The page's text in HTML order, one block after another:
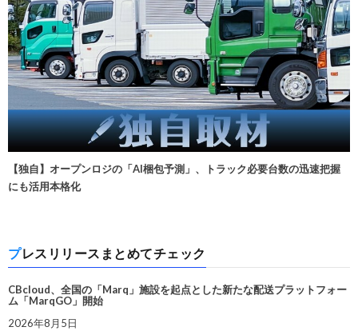
【独自】オープンロジの「AI梱包予測」、トラック必要台数の迅速把握
にも活用本格化
プレスリリースまとめてチェック
CBcloud、全国の「Marq」施設を起点とした新たな配送プラットフォー
ム「MarqGO」開始
2026年8月5日